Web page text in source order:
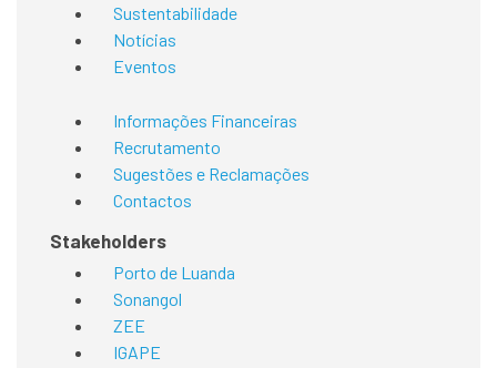
Sustentabilidade
Notícias
Eventos
Informações Financeiras
Recrutamento
Sugestões e Reclamações
Contactos
Stakeholders
Porto de Luanda
Sonangol
ZEE
IGAPE